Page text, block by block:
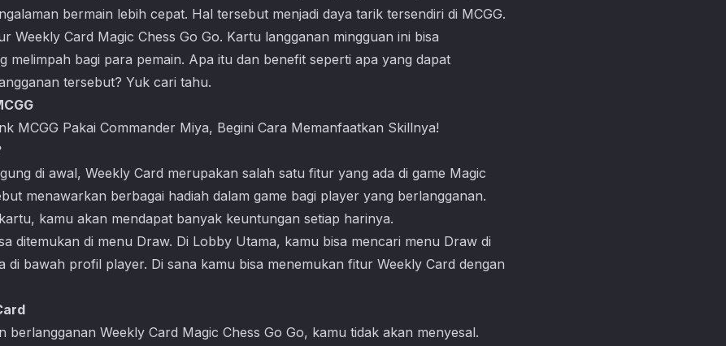
bermain lebih cepat. Hal tersebut menjadi daya tarik tersendiri di MCGG.
Weekly Card Magic Chess Go Go. Kartu langganan mingguan ini bisa
melimpah bagi para pemain. Apa itu dan benefit seperti apa yang dapat
tersebut? Yuk cari tahu.
MCGG Pakai Commander Miya, Begini Cara Memanfaatkan Skillnya!
di awal, Weekly Card merupakan salah satu fitur yang ada di game Magic
menawarkan berbagai hadiah dalam game bagi player yang berlangganan.
kamu akan mendapat banyak keuntungan setiap harinya.
ditemukan di menu Draw. Di Lobby Utama, kamu bisa mencari menu Draw di
di bawah profil player. Di sana kamu bisa menemukan fitur Weekly Card dengan
berlangganan Weekly Card Magic Chess Go Go, kamu tidak akan menyesal.